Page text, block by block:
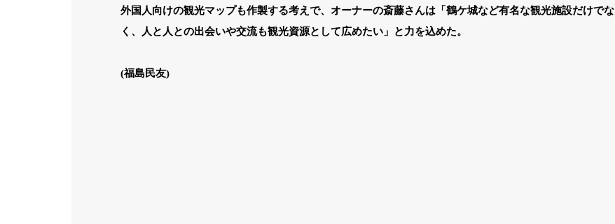
外国人向けの観光マップも作製する考えで、オーナーの斎藤さんは「鶴ケ城など有名な観光施設だけでな
く、人と人との出会いや交流も観光資源として広めたい」と力を込めた。
(福島民友)